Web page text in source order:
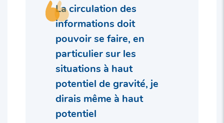
La circulation des
informations doit
pouvoir se faire, en
particulier sur les
situations à haut
potentiel de gravité, je
dirais même à haut
potentiel